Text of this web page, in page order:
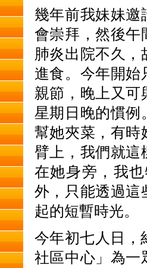
幾年前我妹妹邀
會崇拜，然後午
肺炎出院不久
進食。今年開始
親節，晚上又可
星期日晚的慣例
幫她夾菜，有時
臂上，我們就這
在她身旁，我
外，只能透過這
起的短暫時光。
今年初七人日，
社區中心」為一